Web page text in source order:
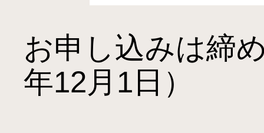
お申し込みは締
年12月1日）